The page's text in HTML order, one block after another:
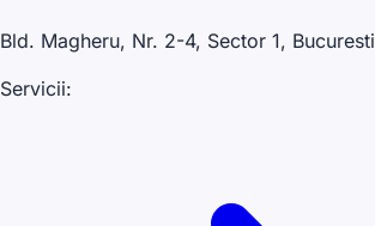
Bld. Magheru, Nr. 2-4, Sector 1, Bucuresti
Servicii: